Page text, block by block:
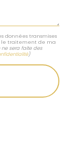
données transmises
le traitement de ma
sera faite des
)